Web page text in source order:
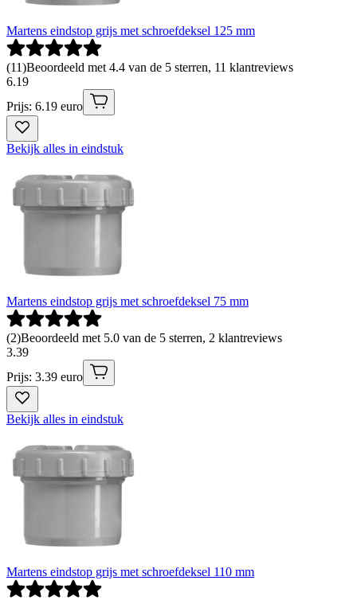
Martens eindstop grijs met schroefdeksel 125 mm
(11)Beoordeeld met 4.4 van de 5 sterren, 11 klantreviews
6.19
Prijs: 6.19 euro
Bekijk alles in eindstuk
Martens eindstop grijs met schroefdeksel 75 mm
(2)Beoordeeld met 5.0 van de 5 sterren, 2 klantreviews
3.39
Prijs: 3.39 euro
Bekijk alles in eindstuk
Martens eindstop grijs met schroefdeksel 110 mm